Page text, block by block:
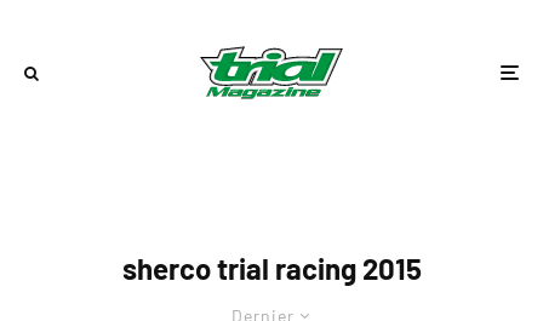
sherco trial racing 2015
Dernier